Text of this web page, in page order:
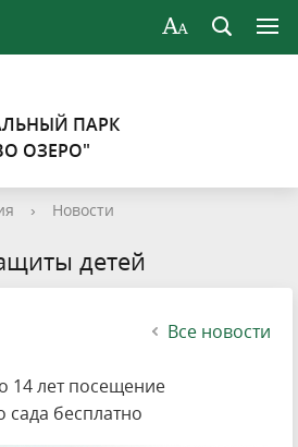
ПАРК
ОЗЕРО"
› Новости
детей
Все новости
14 лет посещение
сада бесплатно